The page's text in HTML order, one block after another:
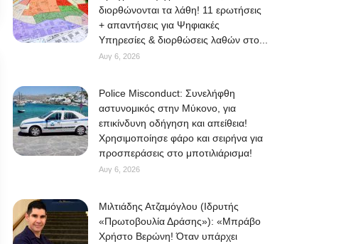
διορθώνονται τα λάθη! 11 ερωτήσεις
+ απαντήσεις για Ψηφιακές
Υπηρεσίες & διορθώσεις λαθών στο...
Αυγ 6, 2026
Police Misconduct: Συνελήφθη
αστυνομικός στην Μύκονο, για
επικίνδυνη οδήγηση και απείθεια!
Χρησιμοποίησε φάρο και σειρήνα για
προσπεράσεις στο μποτιλιάρισμα!
Αυγ 6, 2026
Μιλτιάδης Ατζαμόγλου (Ιδρυτής
«Πρωτοβουλία Δράσης»): «Μπράβο
Χρήστο Βερώνη! Όταν υπάρχει